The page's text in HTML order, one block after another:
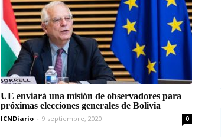
UE enviará una misión de observadores para
próximas elecciones generales de Bolivia
ICNDiario - 9 septiembre, 2020 0